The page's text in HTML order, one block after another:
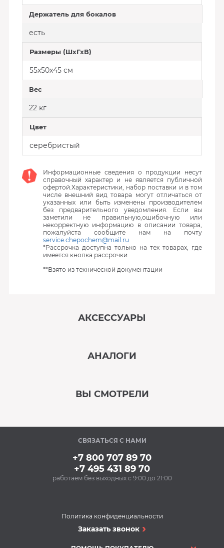
Держатель для бокалов
есть
Размеры (ШхГхВ)
55x50x45 см
Вес
22 кг
Цвет
серебристый
Информационные сведения о продукции несут
справочный характер и не является публичной
офертой.Характеристики, набор поставки и в том
числе внешний вид товара могут отличаться от
указанных или быть изменены производителем
без предварительного уведомления. Если вы
заметили не правильную,ошибочную или
некорректную информацию в описании товара,
пожалуйста сообщите нам на почту
service.chepochem@mail.ru
*Рассрочка доступна только на тех товарах, где
имеется кнопка рассрочки
**Взято из технической документации
АКСЕССУАРЫ
машин BON BN-165
(500 мл)
300 Р
АНАЛОГИ
Посудомоечная
машина MAUNFELD
ВЫ СМОТРЕЛИ
В наличии
СВЯЗАТЬСЯ С НАМИ
+7 800 707 89 70
+7 495 431 89 70
работаем без выходных с 9:00 до 21:00
Политика конфиденциальности
Заказать звонок